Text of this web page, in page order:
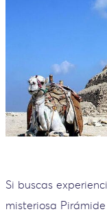
Si buscas
misteriosa